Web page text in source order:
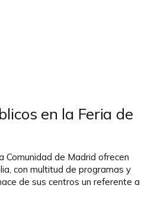
en la Feria de
Comunidad de Madrid ofrecen
con multitud de programas y
de sus centros un referente a